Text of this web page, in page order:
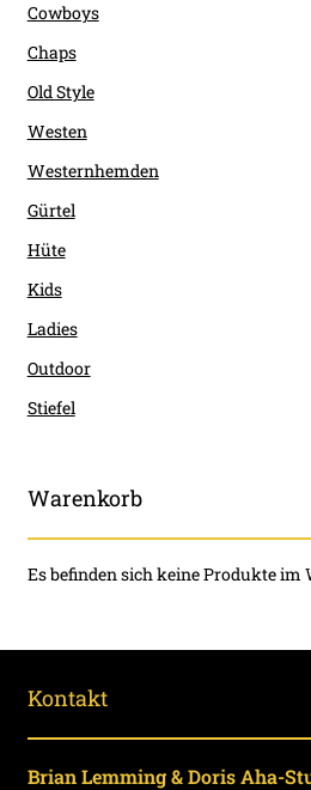
Cowboys
Chaps
Old Style
Westen
Westernhemden
Gürtel
Hüte
Kids
Ladies
Outdoor
Stiefel
Warenkorb
Es befinden sich keine Produkte im
Kontakt
Brian Lemming & Doris Aha-